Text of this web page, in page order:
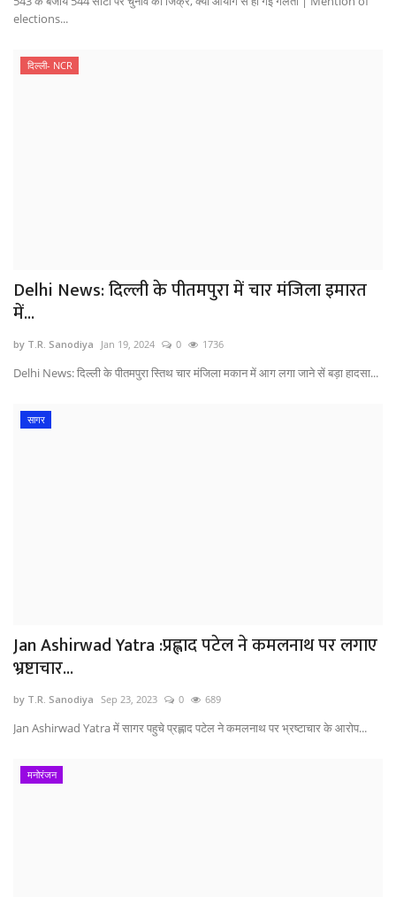
elections...
दिल्ली- NCR
Delhi News: दिल्ली के पीतमपुरा में चार मंजिला इमारत
में...
by T.R. Sanodiya Jan 19, 2024 0 1736
Delhi News: दिल्ली के पीतमपुरा स्तिथ चार मंजिला मकान में आग लगा जाने सें बड़ा हादसा...
सागर
Jan Ashirwad Yatra :प्रह्लाद पटेल ने कमलनाथ पर लगाए
भ्रष्टाचार...
by T.R. Sanodiya Sep 23, 2023 0 689
Jan Ashirwad Yatra में सागर पहुचे प्रह्लाद पटेल ने कमलनाथ पर भ्रष्टाचार के आरोप...
मनोरंजन